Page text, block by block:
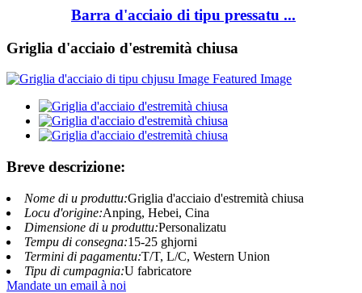
Barra d'acciaio di tipu pressatu ...
Griglia d'acciaio d'estremità chiusa
Breve descrizione:
Nome di u produttu:Griglia d'acciaio d'estremità chiusa
Locu d'origine:Anping, Hebei, Cina
Dimensione di u produttu:Personalizatu
Tempu di consegna:15-25 ghjorni
Termini di pagamentu:T/T, L/C, Western Union
Tipu di cumpagnia:U fabricatore
Mandate un email à noi